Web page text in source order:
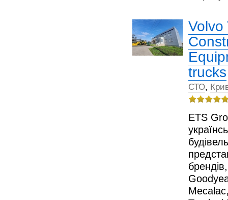
Volvo
trucks
СТО,
ETS